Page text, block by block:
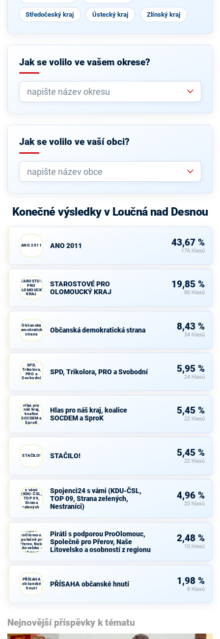
Středočeský kraj Ústecký kraj Zlínský kraj
Jak se volilo ve vašem okrese?
Jak se volilo ve vaší obci?
Konečné výsledky v Loučná nad Desnou
ANO 2011 ANO 2011 43,67 %
176 hlasů
STAROSTOVÉ
PRO
OLOMOUCKÝ
KRAJ
STAROSTOVÉ PRO
OLOMOUCKÝ KRAJ
19,85 %
80 hlasů
Občanská
demokratická
strana
Občanská demokratická strana 8,43 %
34 hlasů
SPD,
Trikolora,
PRO a
Svobodní
SPD, Trikolora, PRO a Svobodní 5,95 %
24 hlasů
Hlas pro
náš kraj,
koalice
SOCDEM a
SproK
Hlas pro náš kraj, koalice
SOCDEM a SproK
5,45 %
22 hlasů
STAČILO! STAČILO! 5,45 %
22 hlasů
s vámi
(KDU-ČSL,
TOP 09,
Strana
zelených,
Nestraníci)
Spojenci24 s vámi (KDU-ČSL,
TOP 09, Strana zelených,
Nestraníci)
4,96 %
20 hlasů
podporou
ProOlomouc,
Společně pro
Přerov, Naše
Litovelsko a
osobností z
Piráti s podporou ProOlomouc,
Společně pro Přerov, Naše
Litovelsko a osobností z regionu
2,48 %
10 hlasů
PŘÍSAHA
občanské
hnutí
PŘÍSAHA občanské hnutí 1,98 %
8 hlasů
Nejnovější příspěvky k tématu